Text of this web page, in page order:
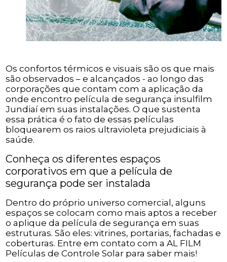
Os confortos térmicos e visuais são os que mais
são observados – e alcançados - ao longo das
corporações que contam com a aplicação da
onde encontro película de segurança insulfilm
Jundiaí em suas instalações. O que sustenta
essa prática é o fato de essas películas
bloquearem os raios ultravioleta prejudiciais à
saúde.
Conheça os diferentes espaços
corporativos em que a película de
segurança pode ser instalada
Dentro do próprio universo comercial, alguns
espaços se colocam como mais aptos a receber
o aplique da película de segurança em suas
estruturas. São eles: vitrines, portarias, fachadas e
coberturas. Entre em contato com a AL FILM
Películas de Controle Solar para saber mais!